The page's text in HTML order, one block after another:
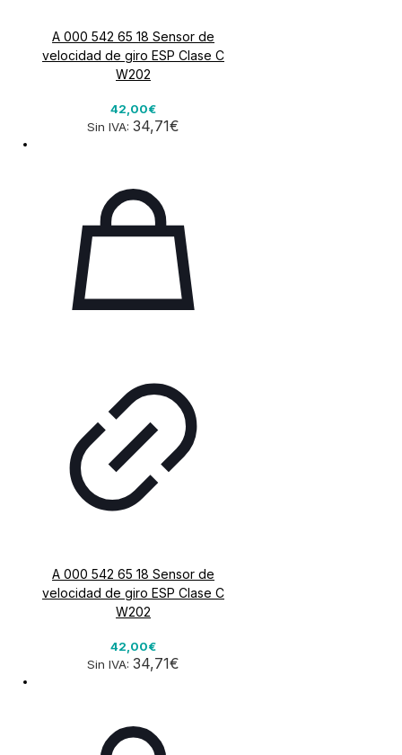
A 000 542 65 18 Sensor de
velocidad de giro ESP Clase C
W202
42,00€
Sin IVA:34,71€
A 000 542 65 18 Sensor de
velocidad de giro ESP Clase C
W202
42,00€
Sin IVA:34,71€